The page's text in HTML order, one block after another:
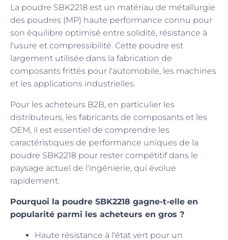
La poudre SBK2218 est un matériau de métallurgie
des poudres (MP) haute performance connu pour
son équilibre optimisé entre solidité, résistance à
l'usure et compressibilité. Cette poudre est
largement utilisée dans la fabrication de
composants frittés pour l'automobile, les machines
et les applications industrielles.
Pour les acheteurs B2B, en particulier les
distributeurs, les fabricants de composants et les
OEM, il est essentiel de comprendre les
caractéristiques de performance uniques de la
poudre SBK2218 pour rester compétitif dans le
paysage actuel de l'ingénierie, qui évolue
rapidement.
Pourquoi la poudre SBK2218 gagne-t-elle en
popularité parmi les acheteurs en gros ?
Haute résistance à l'état vert pour un